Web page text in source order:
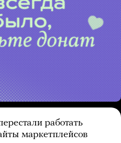
работать
маркетплейсов